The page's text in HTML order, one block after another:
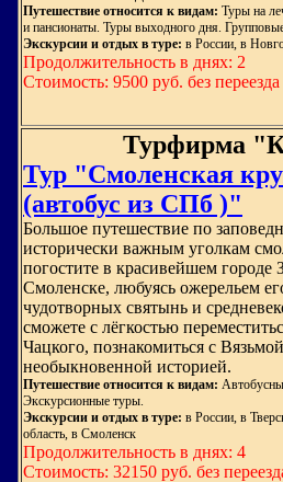
Путешествие относится к видам: Туры на
и пансионаты. Туры выходного дня.
Экскурсии и отдых в туре: в России, в
Продолжительность в днях: 2
Стоимость: 9500 руб. без переезда
Турфирма
Тур "Смоленская
(автобус из СПб )"
Большое путешествие по
исторически важным уголкам
погостите в красивейшем городе
Смоленске, любуясь ожерельем
чудотворных святынь и
сможете с лёгкостью
Чацкого, познакомиться с
необыкновенной историей.
Путешествие относится к видам:
Экскурсионные туры.
Экскурсии и отдых в туре: в России, в
область, в Смоленск
Продолжительность в днях: 4
Стоимость: 32150 руб. без